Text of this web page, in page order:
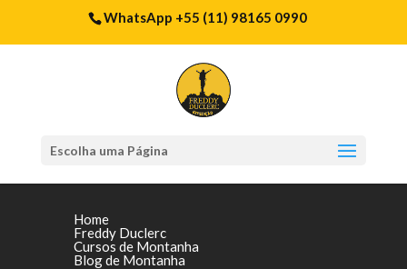
WhatsApp +55 (11) 98165 0990
Escolha uma Página
Home
Freddy Duclerc
Cursos de Montanha
Blog de Montanha